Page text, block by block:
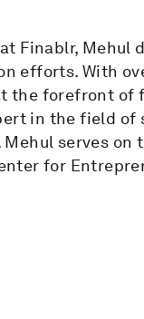
Finablr,
efforts. With
the forefront
in the field
serves on
for